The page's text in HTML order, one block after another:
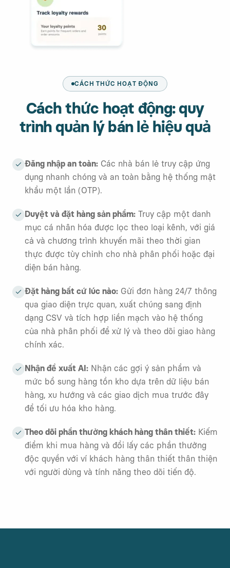
CÁCH THỨC HOẠT ĐỘNG
Cách thức hoạt động: quy
trình quản lý bán lẻ hiệu quả
Đăng nhập an toàn: Các nhà bán lẻ truy cập ứng
dụng nhanh chóng và an toàn bằng hệ thống mật
khẩu một lần (OTP).
Duyệt và đặt hàng sản phẩm: Truy cập một danh
mục cá nhân hóa được lọc theo loại kênh, với giá
cả và chương trình khuyến mãi theo thời gian
thực được tùy chỉnh cho nhà phân phối hoặc đại
diện bán hàng.
Đặt hàng bất cứ lúc nào: Gửi đơn hàng 24/7 thông
qua giao diện trực quan, xuất chúng sang định
dạng CSV và tích hợp liền mạch vào hệ thống
của nhà phân phối để xử lý và theo dõi giao hàng
chính xác.
Nhận đề xuất AI : Nhận các gợi ý sản phẩm và
mức bổ sung hàng tồn kho dựa trên dữ liệu bán
hàng, xu hướng và các giao dịch mua trước đây
để tối ưu hóa kho hàng.
Theo dõi phần thưởng khách hàng thân thiết: Kiếm
điểm khi mua hàng và đổi lấy các phần thưởng
độc quyền với ví khách hàng thân thiết thân thiện
với người dùng và tính năng theo dõi tiến độ.